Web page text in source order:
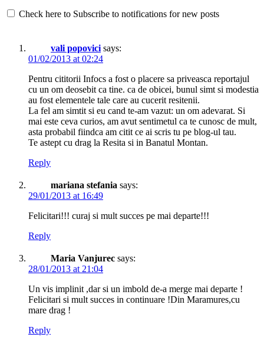
Check here to Subscribe to notifications for new posts
vali popovici says:
01/02/2013 at 02:24
Pentru cititorii Infocs a fost o placere sa priveasca reportajul
cu un om deosebit ca tine. ca de obicei, bunul simt si modestia
au fost elementele tale care au cucerit resitenii.
La fel am simtit si eu cand te-am vazut: un om adevarat. Si
mai este ceva curios, am avut sentimetul ca te cunosc de mult,
asta probabil fiindca am citit ce ai scris tu pe blog-ul tau.
Te astept cu drag la Resita si in Banatul Montan.
Reply
mariana stefania says:
29/01/2013 at 16:49
Felicitari!!! curaj si mult succes pe mai departe!!!
Reply
Maria Vanjurec says:
28/01/2013 at 21:04
Un vis implinit ,dar si un imbold de-a merge mai departe !
Felicitari si mult succes in continuare !Din Maramures,cu
mare drag !
Reply